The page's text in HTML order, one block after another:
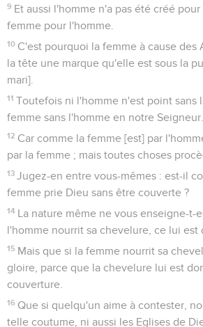
9 Et aussi l'homme n'a pas été créé
femme pour l'homme.
10 C'est pourquoi la femme à cause des
la tête une marque qu'elle est sous la
mari].
11 Toutefois ni l'homme n'est point sans
femme sans l'homme en notre Seigneur.
12 Car comme la femme [est] par
par la femme ; mais toutes choses
13 Jugez-en entre vous-mêmes : est-il
femme prie Dieu sans être couverte ?
14 La nature même ne vous enseigne-t-
l'homme nourrit sa chevelure, ce lui est
15 Mais que si la femme nourrit sa
gloire, parce que la chevelure lui est
couverture.
16 Que si quelqu'un aime à contester,
telle coutume, ni aussi les Eglises de